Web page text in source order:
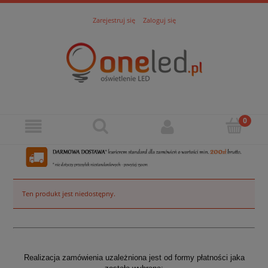
Zarejestruj się Zaloguj się
Ten produkt jest niedostępny.
Realizacja zamówienia uzależniona jest od formy płatności jaka